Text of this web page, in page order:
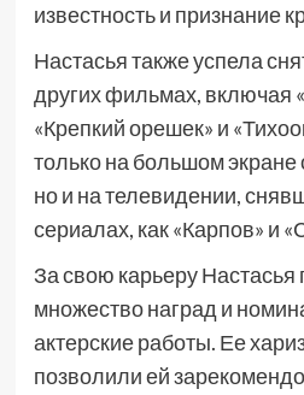
известность и признание
Настасья также успела
других фильмах, включая
«Крепкий орешек» и
только на большом экране
но и на телевидении,
сериалах, как «Карпов» и
За свою карьеру Настасья
множество наград и
актерские работы. Ее
позволили ей